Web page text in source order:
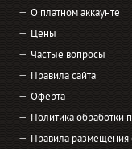
О платном аккаунте
Цены
Частые вопросы
Правила сайта
Оферта
Политика обработки
Правила размещения